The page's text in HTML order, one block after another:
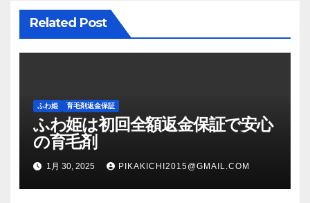
ン
Related Post
ふわ姫 育毛剤返金保証
ふわ姫は初回全額返金保証で安心
の育毛剤
1月 30, 2025 PIKAKICHI2015@GMAIL.COM